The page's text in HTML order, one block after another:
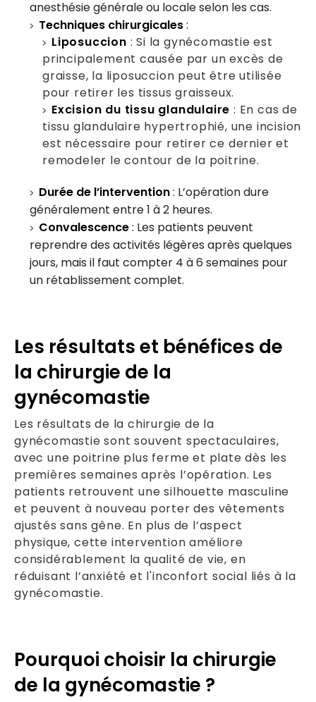
anesthésie générale ou locale selon les cas.
Techniques chirurgicales:
Liposuccion : Si la gynécomastie est
principalement causée par un excès de
graisse, la liposuccion peut être utilisée
pour retirer les tissus graisseux.
Excision du tissu glandulaire : En cas de
tissu glandulaire hypertrophié, une incision
est nécessaire pour retirer ce dernier et
remodeler le contour de la poitrine.
Durée de l’intervention: L’opération dure
généralement entre 1 à 2 heures.
Convalescence: Les patients peuvent
reprendre des activités légères après quelques
jours, mais il faut compter 4 à 6 semaines pour
un rétablissement complet.
Les résultats et bénéfices de
la chirurgie de la
gynécomastie
Les résultats de la chirurgie de la
gynécomastie sont souvent spectaculaires,
avec une poitrine plus ferme et plate dès les
premières semaines après l’opération. Les
patients retrouvent une silhouette masculine
et peuvent à nouveau porter des vêtements
ajustés sans gêne. En plus de l’aspect
physique, cette intervention améliore
considérablement la qualité de vie, en
réduisant l’anxiété et l'inconfort social liés à la
gynécomastie.
Pourquoi choisir la chirurgie
de la gynécomastie ?